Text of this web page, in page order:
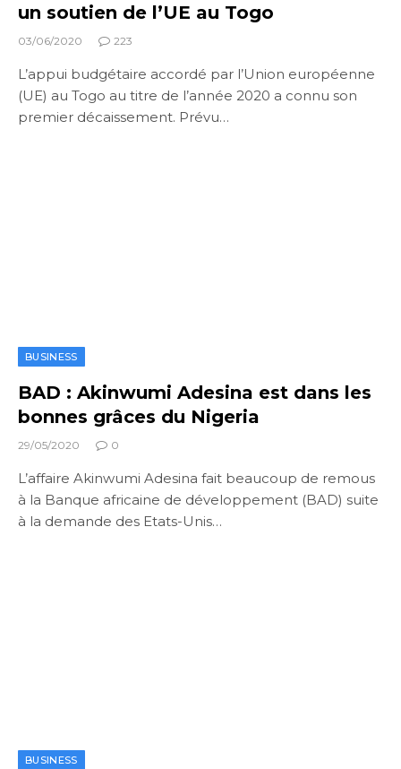
un soutien de l’UE au Togo
03/06/2020 223
L’appui budgétaire accordé par l’Union européenne
(UE) au Togo au titre de l’année 2020 a connu son
premier décaissement. Prévu…
BUSINESS
BAD : Akinwumi Adesina est dans les
bonnes grâces du Nigeria
29/05/2020 0
L’affaire Akinwumi Adesina fait beaucoup de remous
à la Banque africaine de développement (BAD) suite
à la demande des Etats-Unis…
BUSINESS